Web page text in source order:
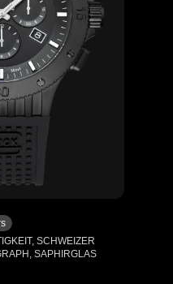
SCHWEIZER
SAPHIRGLAS